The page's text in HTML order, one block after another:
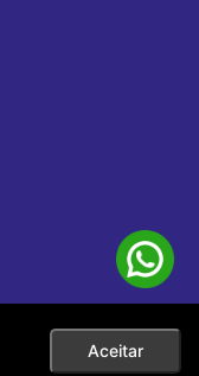
Aceitar